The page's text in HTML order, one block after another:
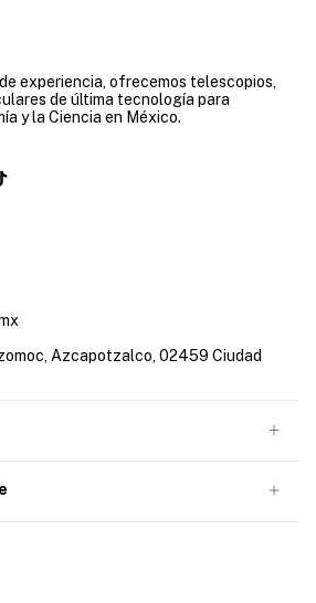
experiencia, ofrecemos telescopios,
de última tecnología para
y la Ciencia en México.
Azcapotzalco, 02459 Ciudad